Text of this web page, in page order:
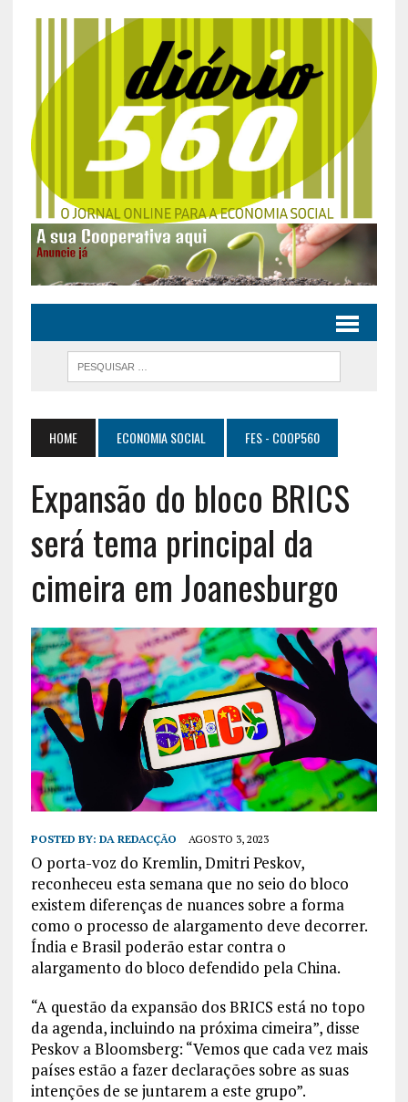
HOME ECONOMIA SOCIAL FES - COOP560
Expansão do bloco BRICS
será tema principal da
cimeira em Joanesburgo
POSTED BY: DA REDACÇÃO AGOSTO 3, 2023
O porta-voz do Kremlin, Dmitri Peskov,
reconheceu esta semana que no seio do bloco
existem diferenças de nuances sobre a forma
como o processo de alargamento deve decorrer.
Índia e Brasil poderão estar contra o
alargamento do bloco defendido pela China.
“A questão da expansão dos BRICS está no topo
da agenda, incluindo na próxima cimeira”, disse
Peskov a Bloomsberg: “Vemos que cada vez mais
países estão a fazer declarações sobre as suas
intenções de se juntarem a este grupo”.